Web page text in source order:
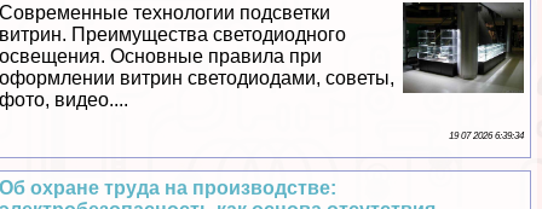
Современные технологии подсветки
витрин. Преимущества светодиодного
освещения. Основные правила при
оформлении витрин светодиодами, советы,
фото, видео....
19 07 2026 6:39:34
Об охране труда на производстве: